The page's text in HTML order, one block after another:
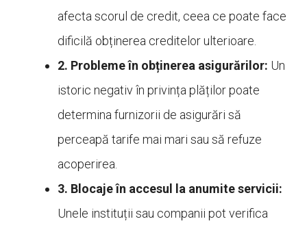
afecta scorul de credit, ceea ce poate face
dificilă obținerea creditelor ulterioare.
2. Probleme în obținerea asigurărilor: Un
istoric negativ în privința plăților poate
determina furnizorii de asigurări să
perceapă tarife mai mari sau să refuze
acoperirea.
3. Blocaje în accesul la anumite servicii:
Unele instituții sau companii pot verifica